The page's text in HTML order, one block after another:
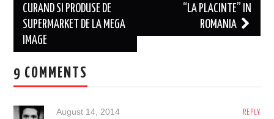
navigation
CURAND SI PRODUSE DE
SUPERMARKET DE LA MEGA
IMAGE
“LA PLACINTE” IN
ROMANIA
9 COMMENTS
REPLY
August 14, 2014